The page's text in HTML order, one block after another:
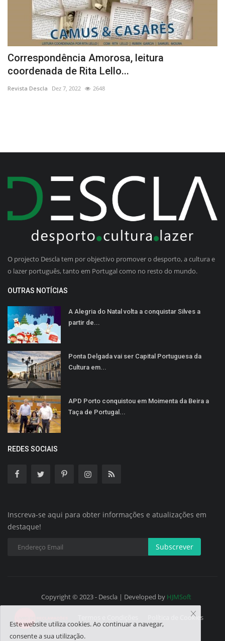
Correspondência Amorosa, leitura
coordenada de Rita Lello...
Revista Descla Dez 7, 2022 2648
O projecto Descla tem por objectivo promover o desporto, a cultura e
o lazer português, tanto em Portugal como no resto do mundo.
OUTRAS NOTÍCIAS
A Alegria do Natal volta a conquistar Silves a
partir de...
Ponta Delgada vai ser Capital Portuguesa da
Cultura em...
APD Porto conquistou em Moimenta da Beira a
Taça de Portugal...
REDES SOCIAIS
Inscreva-se aqui para obter informações e atualizações em
destaque!
Subscrever
Copyright © 2023 - Descla | Developed by HJMSoft
Política de Cookies
Este website utiliza cookies. Ao continuar a navegar,
consente a sua utilização.